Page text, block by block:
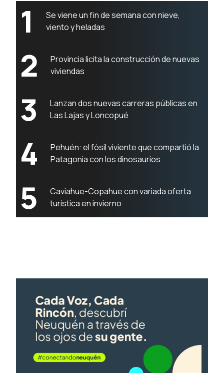
1
Se viene un fin de semana con nieve,
viento y heladas
2
Provincia licita la construcción de nuevas
viviendas
3
Lanzan dos nuevas carreras públicas en
Las Lajas y Loncopué
4
Pehuén: el fósil viviente que compartió la
Patagonia con los dinosaurios
5
Caviahue-Copahue con variada oferta
turística en invierno